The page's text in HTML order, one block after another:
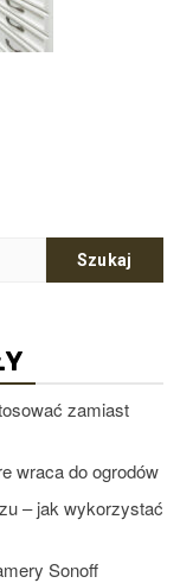
zamiast
wraca do ogrodów
– jak wykorzystać
Sonoff